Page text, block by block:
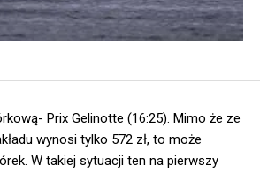
Prix Gelinotte (16:25). Mimo że ze
wynosi tylko 572 zł, to może
W takiej sytuacji ten na pierwszy